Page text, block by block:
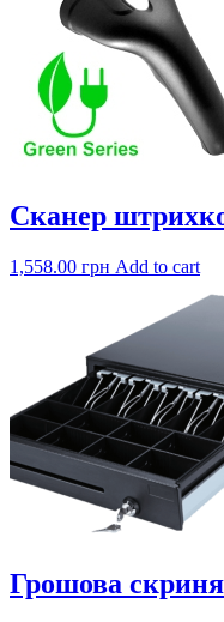
Сканер
1,558.00 грн Add to cart
Грошова